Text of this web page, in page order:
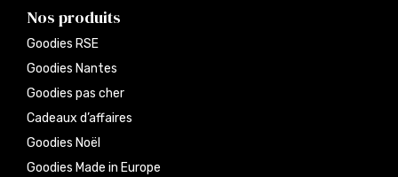
Nos produits
Goodies RSE
Goodies Nantes
Goodies pas cher
Cadeaux d’affaires
Goodies Noël
Goodies Made in Europe